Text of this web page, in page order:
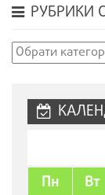
РУБРИКИ
Рубрики
Пн Вт